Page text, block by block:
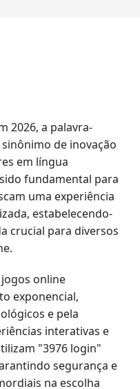
2026, a palavra-
de inovação
em língua
fundamental para
uma experiência
estabelecendo-
crucial para diversos
online
exponencial,
e pela
interativas e
"3976 login"
segurança e
na escolha